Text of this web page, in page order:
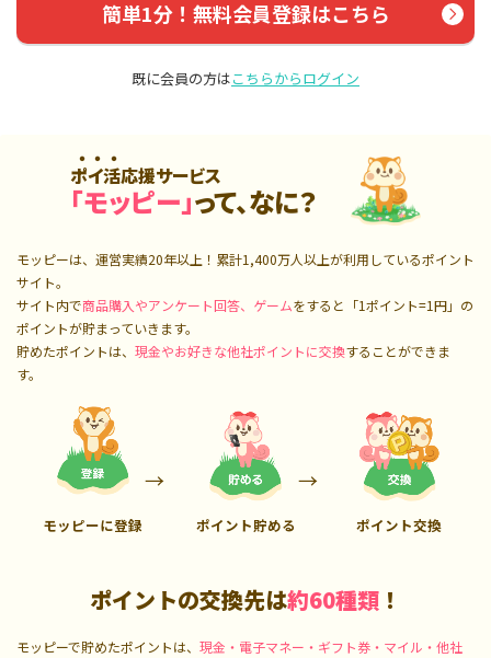
簡単1分！無料会員登録はこちら
既に会員の方はこちらからログイン
ポイ活応援サービス
「モッピー」って、なに？
モッピーは、運営実績20年以上！累計1,400万人以上が利用しているポイント
サイト。
サイト内で商品購入やアンケート回答、ゲームをすると「1ポイント=1円」の
ポイントが貯まっていきます。
貯めたポイントは、 現金やお好きな他社ポイントに交換することができま
す。
モッピーに登録 ポイント貯める ポイント交換
ポイントの交換先は約60種類 ！
モッピーで貯めたポイントは、 現金・電子マネー・ギフト券・マイル・他社